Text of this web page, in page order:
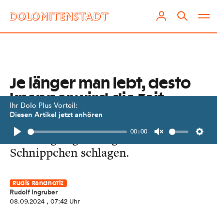
Ihr Dolo Plus Vorteil:
Diesen Artikel jetzt anhören
Play
00:00
Unmute
Je länger man lebt, desto
knapper wird die Zeit
Diesem Dilemma kann man durch
Nahrungsergänzungsmittel ein
Schnippchen schlagen.
Rudis Randnotiz
Rudolf Ingruber
08.09.2024 , 07:42 Uhr